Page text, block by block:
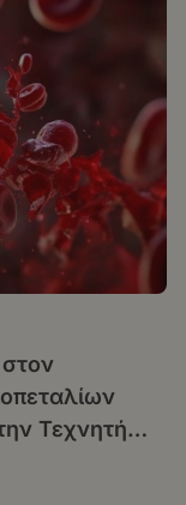
Τεχνητή
και για